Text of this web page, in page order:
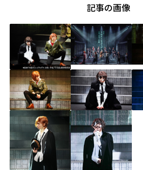
記事の画像